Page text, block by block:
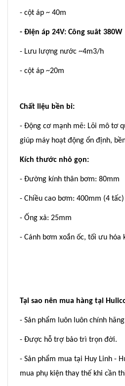
- cột áp ~ 40m
- Điện áp 24V: Công suât 380W
- Lưu lượng nước ~4m3/h
- cột áp ~20m
Chất liệu bền bỉ:
- Động cơ mạnh mẽ: Lõi mô tơ
giúp máy hoạt động ổn định,
Kích thước nhỏ gọn:
- Đường kính thân bơm: 80mm
- Chiều cao bơm: 400mm (4 tấc)
- Ống xả: 25mm
- Cánh bơm xoắn ốc, tối ưu hóa
Tại sao nên mua hàng tại
- Sản phẩm luôn luôn chính
- Được hỗ trợ bảo trì trọn đời.
- Sản phẩm mua tại Huy Linh -
mua phụ kiện thay thế khi cần